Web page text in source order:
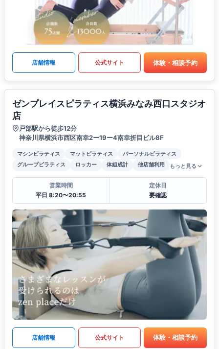
店舗情報 公式サイト 体験・相談予約
ゼンプレイスピラティス横浜みなみ西口スタジオ
店
戸部駅から徒歩12分
神奈川県横浜市西区南幸2ー19ー4南幸折目ビル8F
マシンピラティス マットピラティス
パーソナルピラティス
グループピラティス
ロッカー 体組成計 他店舗利用 もっと見る
営業時間
平日 8:20〜20:55
定休日
要確認
店舗情報 公式サイト 体験・相談予約